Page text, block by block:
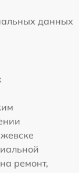
данных
ремонт,